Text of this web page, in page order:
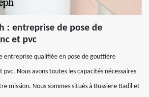
: entreprise de pose de
et pvc
entreprise qualifiée en pose de gouttière
Nous avons toutes les capacités nécessaires
mission. Nous sommes situés à Bussiere Badil et